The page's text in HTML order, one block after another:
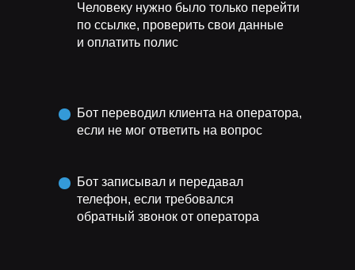
Человеку нужно было только перейти
по ссылке, проверить свои данные
и оплатить полис
Бот переводил клиента на оператора,
если не мог ответить на вопрос
Бот записывал и передавал
телефон, если требовался
обратный звонок от оператора